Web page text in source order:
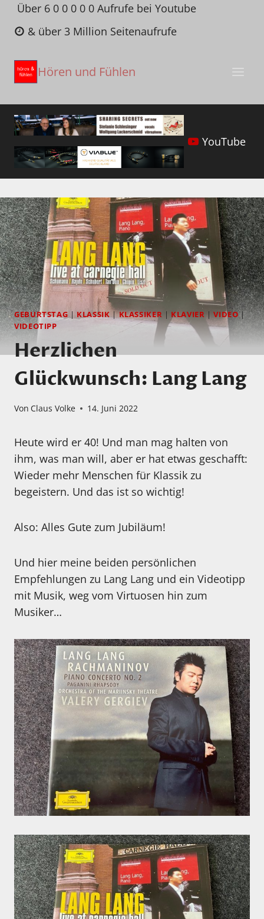
Zum
Inhalt
springen
Über 6 0 0 0 0 0 Aufrufe bei Youtube
& über 3 Million Seitenaufrufe
Hören und Fühlen
YouTube
GEBURTSTAG |KLASSIK|KLASSIKER | KLAVIER|VIDEO|
VIDEOTIPP
Herzlichen
Glückwunsch: Lang Lang
Von Claus Volke 14. Juni 2022
Heute wird er 40! Und man mag halten von
ihm, was man will, aber er hat etwas geschafft:
Wieder mehr Menschen für Klassik zu
begeistern. Und das ist so wichtig!
Also: Alles Gute zum Jubiläum!
Und hier meine beiden persönlichen
Empfehlungen zu Lang Lang und ein Videotipp
mit Musik, weg vom Virtuosen hin zum
Musiker…